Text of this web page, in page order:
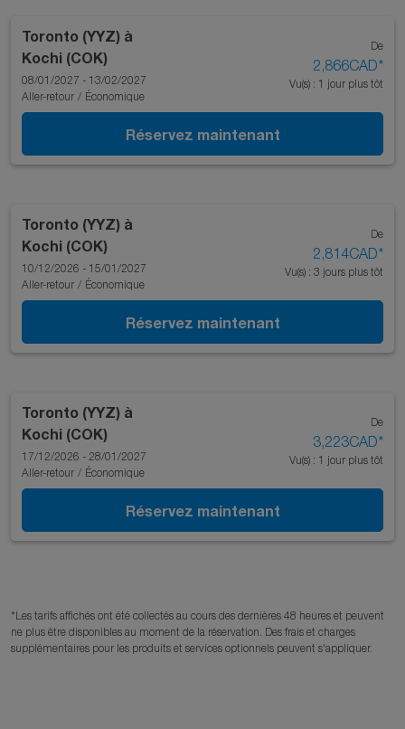
Toronto (YYZ) à
Kochi (COK)
08/01/2027 - 13/02/2027
Aller-retour / Économique
De
2,866CAD*
Vu(s) : 1 jour plus tôt
Réservez maintenant
Toronto (YYZ) à
Kochi (COK)
10/12/2026 - 15/01/2027
Aller-retour / Économique
De
2,814CAD*
Vu(s) : 3 jours plus tôt
Réservez maintenant
Toronto (YYZ) à
Kochi (COK)
17/12/2026 - 28/01/2027
Aller-retour / Économique
De
3,223CAD*
Vu(s) : 1 jour plus tôt
Réservez maintenant
*Les tarifs affichés ont été collectés au cours des dernières 48 heures et peuvent
ne plus être disponibles au moment de la réservation. Des frais et charges
supplémentaires pour les produits et services optionnels peuvent s'appliquer.